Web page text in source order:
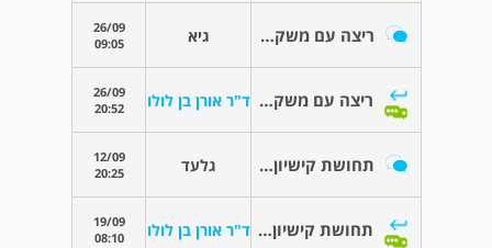
ריצה עם משקולות גיא
26/09
09:05
ריצה עם משקולות ד"ר אורן בן לולו
26/09
20:52
תחושת קישיון אחרי החלפת מפרק ירך גלעד
12/09
20:25
תחושת קישיון אחרי החלפת מפרק ירך ד"ר אורן בן לולו
19/09
08:10